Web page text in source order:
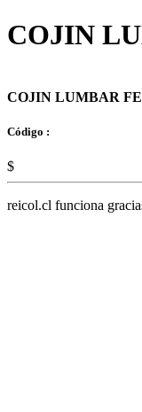
COJIN
COJIN LUMBAR
Código :
$
reicol.cl funciona